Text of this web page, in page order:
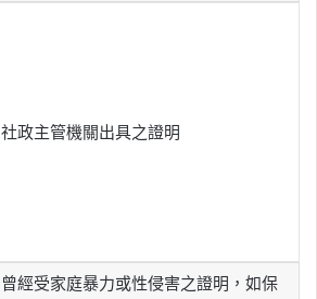
社政主管機關出具之證明
曾經受家庭暴力或性侵害之證明，如保